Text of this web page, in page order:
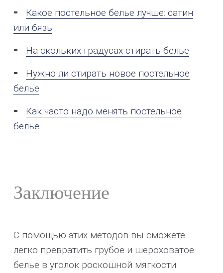
Какое постельное белье лучше: сатин
или бязь
На скольких градусах стирать белье
Нужно ли стирать новое постельное
белье
Как часто надо менять постельное
белье
Заключение
С помощью этих методов вы сможете
легко превратить грубое и шероховатое
белье в уголок роскошной мягкости.